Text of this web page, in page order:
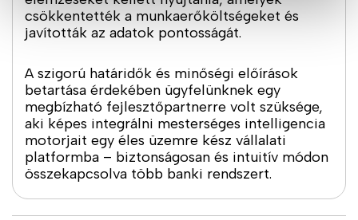
csökkentették a munkaerőköltségeket és
javították az adatok pontosságát.
A szigorú határidők és minőségi előírások
betartása érdekében ügyfelünknek egy
megbízható fejlesztőpartnerre volt szüksége,
aki képes integrálni mesterséges intelligencia
motorjait egy éles üzemre kész vállalati
platformba – biztonságosan és intuitív módon
összekapcsolva több banki rendszert.